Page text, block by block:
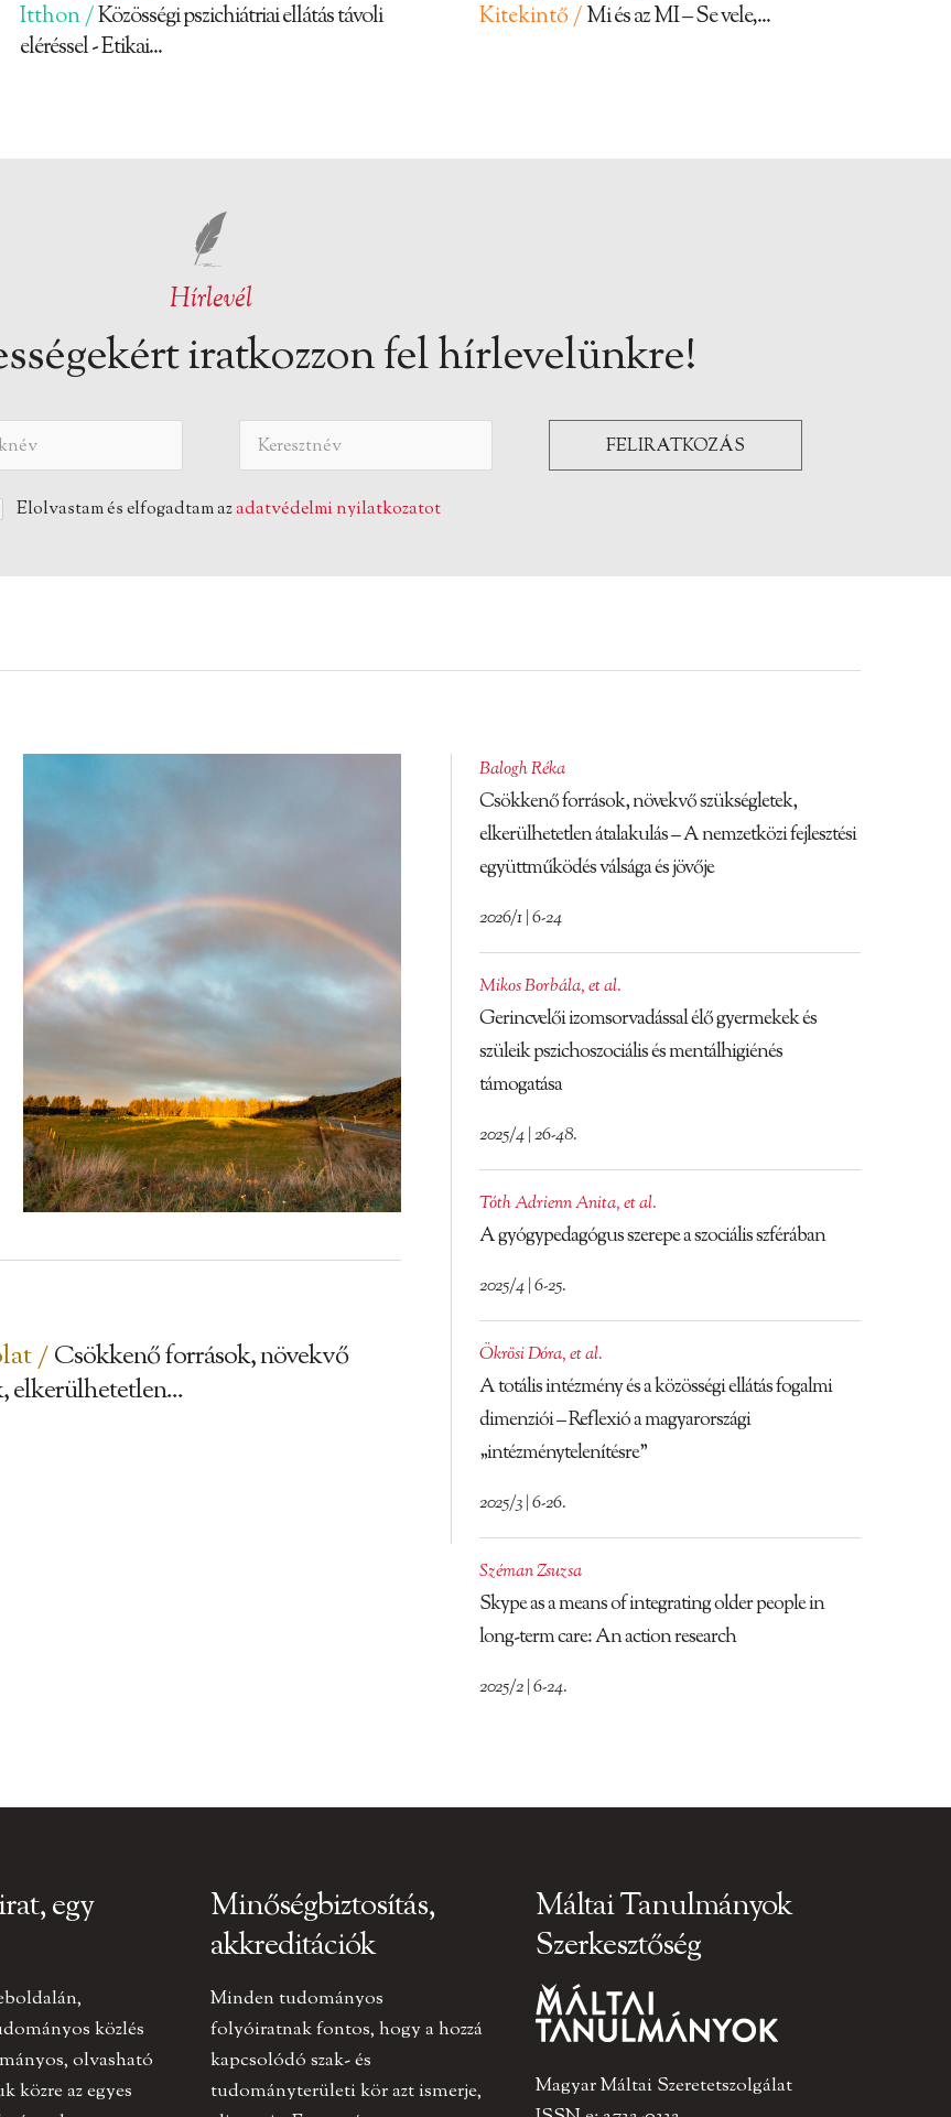
Itthon /Közösségi pszichiátriai ellátás távoli
eléréssel - Etikai...
Kitekintő /Mi és az MI – Se vele,...
Hírlevél
iratkozzon fel hírlevelünkre!
Elolvastam és elfogadtam azadatvédelmi nyilatkozatot
/Csökkenő források, növekvő
elkerülhetetlen...
Balogh Réka
Csökkenő források, növekvő szükségletek,
elkerülhetetlen átalakulás – A nemzetközi fejlesztési
együttműködés válsága és jövője
2026/1 | 6-24
Mikos Borbála,et al.
Gerincvelői izomsorvadással élő gyermekek és
szüleik pszichoszociális és mentálhigiénés
támogatása
2025/4 | 26-48.
Tóth Adrienn Anita,et al.
A gyógypedagógus szerepe a szociális szférában
2025/4 | 6-25.
Ökrösi Dóra,et al.
A totális intézmény és a közösségi ellátás fogalmi
dimenziói – Reflexió a magyarországi
„intézménytelenítésre”
2025/3 | 6-26.
Széman Zsuzsa
Skype as a means of integrating older people in
long-term care: An action research
2025/2 | 6-24.
egy
közlés
olvasható
közre az egyes
Minőségbiztosítás,
akkreditációk
Minden tudományos
folyóiratnak fontos, hogy a hozzá
kapcsolódó szak- és
tudományterületi kör azt ismerje,
Máltai Tanulmányok
Szerkesztőség
Magyar Máltai Szeretetszolgálat